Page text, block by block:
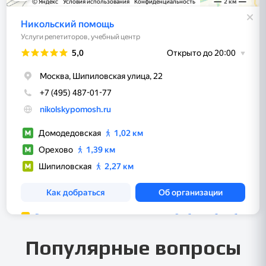
Популярные вопросы